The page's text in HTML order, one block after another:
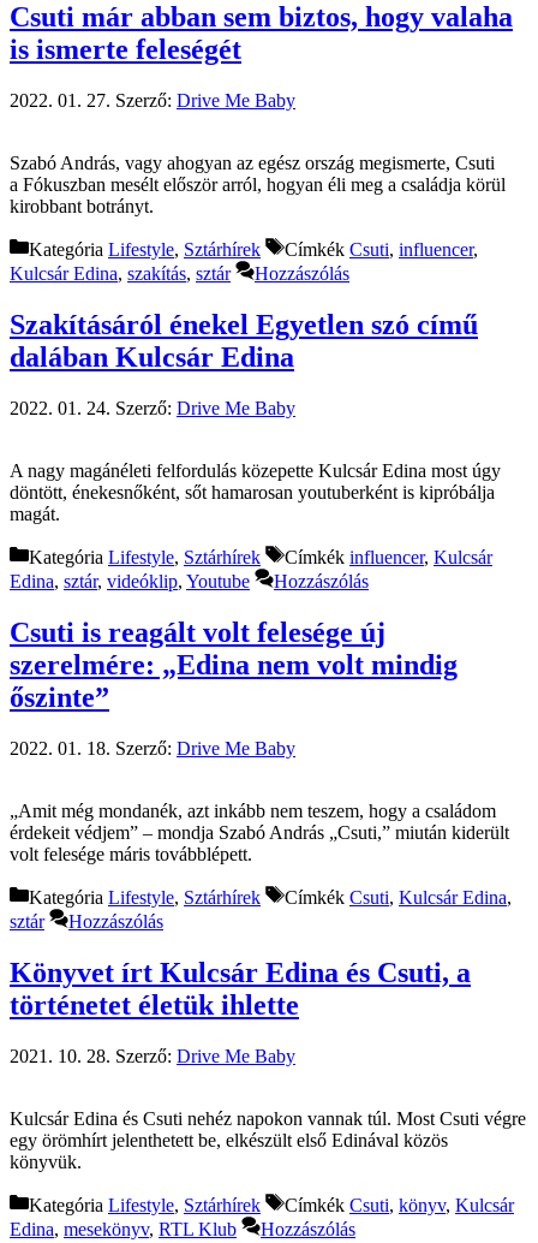
Csuti már abban sem biztos, hogy valaha
is ismerte feleségét
2022. 01. 27. Szerző: Drive Me Baby
Szabó András, vagy ahogyan az egész ország megismerte, Csuti
a Fókuszban mesélt először arról, hogyan éli meg a családja körül
kirobbant botrányt.
Kategória Lifestyle, Sztárhírek Címkék Csuti, influencer,
Kulcsár Edina, szakítás, sztár Hozzászólás
Szakításáról énekel Egyetlen szó című
dalában Kulcsár Edina
2022. 01. 24. Szerző: Drive Me Baby
A nagy magánéleti felfordulás közepette Kulcsár Edina most úgy
döntött, énekesnőként, sőt hamarosan youtuberként is kipróbálja
magát.
Kategória Lifestyle, Sztárhírek Címkék influencer, Kulcsár
Edina, sztár, videóklip, Youtube Hozzászólás
Csuti is reagált volt felesége új
szerelmére: „Edina nem volt mindig
őszinte”
2022. 01. 18. Szerző: Drive Me Baby
„Amit még mondanék, azt inkább nem teszem, hogy a családom
érdekeit védjem” – mondja Szabó András „Csuti,” miután kiderült
volt felesége máris továbblépett.
Kategória Lifestyle, Sztárhírek Címkék Csuti, Kulcsár Edina,
sztár
Hozzászólás
Könyvet írt Kulcsár Edina és Csuti, a
történetet életük ihlette
2021. 10. 28. Szerző: Drive Me Baby
Kulcsár Edina és Csuti nehéz napokon vannak túl. Most Csuti végre
egy örömhírt jelenthetett be, elkészült első Edinával közös
könyvük.
Kategória Lifestyle, Sztárhírek Címkék Csuti, könyv, Kulcsár
Edina, mesekönyv, RTL Klub Hozzászólás